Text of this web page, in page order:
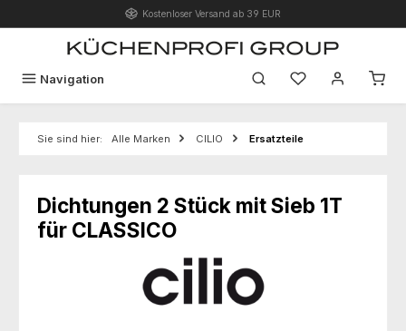
Zum Hauptinhalt springenKostenloser Versand ab 39 EUR
Navigation Du hast 0
Sie sind hier: Alle Marken CILIO Ersatzteile
Dichtungen 2 Stück mit Sieb 1T
für CLASSICO